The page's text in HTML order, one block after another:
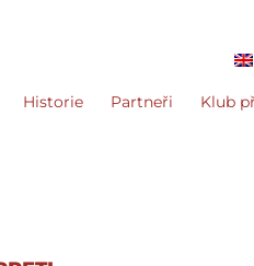
Historie Partneři Klub